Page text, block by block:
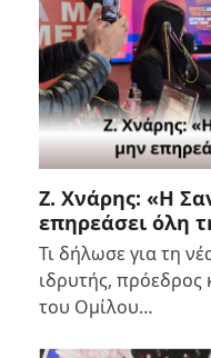
Z. Χνάρης: «Η
επηρεάσει όλη
Τι δήλωσε για τη
ιδρυτής, πρόεδρος
του Ομίλου…